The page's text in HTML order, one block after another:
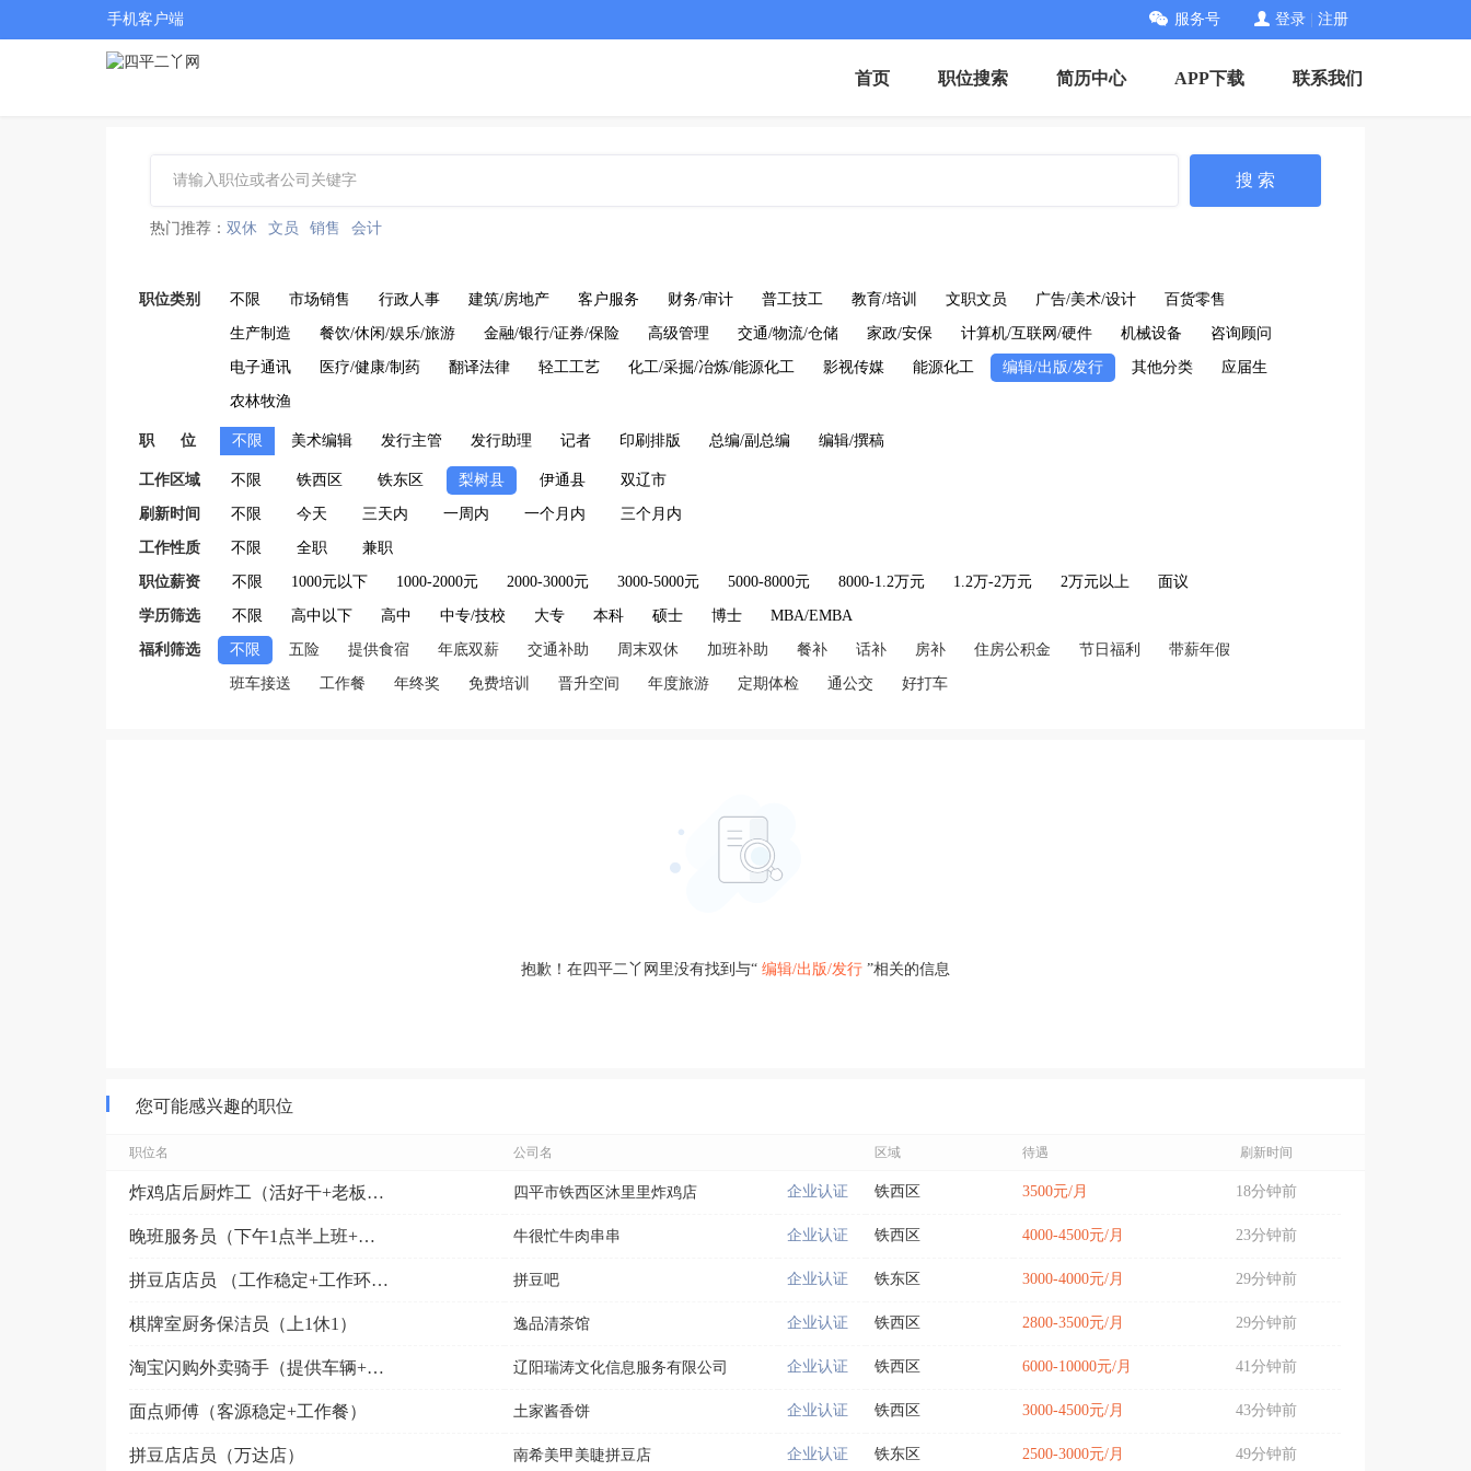
手机客户端 服务号 登录 注册
首页 职位搜索 简历中心 APP下载 联系我们
搜 索
热门推荐： 双休 文员 销售 会计
职位类别 不限 市场销售 行政人事 建筑/房地产 客户服务 财务/审计 普工技工 教育/培训 文职文员 广告/美术/设计 百货零售
生产制造 餐饮/休闲/娱乐/旅游 金融/银行/证券/保险 高级管理 交通/物流/仓储 家政/安保 计算机/互联网/硬件 机械设备 咨询顾问
电子通讯 医疗/健康/制药 翻译法律 轻工工艺 化工/采掘/冶炼/能源化工 影视传媒 能源化工 编辑/出版/发行 其他分类 应届生
农林牧渔
职 位 不限 美术编辑 发行主管 发行助理 记者 印刷排版 总编/副总编 编辑/撰稿
工作区域 不限 铁西区 铁东区 梨树县 伊通县 双辽市
刷新时间 不限 今天 三天内 一周内 一个月内 三个月内
工作性质 不限 全职 兼职
职位薪资 不限 1000元以下 1000-2000元 2000-3000元 3000-5000元 5000-8000元 8000-1.2万元 1.2万-2万元 2万元以上 面议
学历筛选 不限 高中以下 高中 中专/技校 大专 本科 硕士 博士 MBA/EMBA
福利筛选 不限 五险 提供食宿 年底双薪 交通补助 周末双休 加班补助 餐补 话补 房补 住房公积金 节日福利 带薪年假
班车接送 工作餐 年终奖 免费培训 晋升空间 年度旅游 定期体检 通公交 好打车
抱歉！在四平二丫网里没有找到与“ 编辑/出版/发行 ”相关的信息
您可能感兴趣的职位
职位名 公司名 区域 待遇 刷新时间
炸鸡店后厨炸工（活好干+老板好） 四平市铁西区沐里里炸鸡店 企业认证 铁西区 3500元/月 18分钟前
晚班服务员（下午1点半上班+供食宿） 牛很忙牛肉串串 企业认证 铁西区 4000-4500元/月 23分钟前
拼豆店店员 （工作稳定+工作环境好） 拼豆吧 企业认证 铁东区 3000-4000元/月 29分钟前
棋牌室厨务保洁员（上1休1） 逸品清茶馆 企业认证 铁西区 2800-3500元/月 29分钟前
淘宝闪购外卖骑手（提供车辆+新人奖+高单量） 辽阳瑞涛文化信息服务有限公司 企业认证 铁西区 6000-10000元/月 41分钟前
面点师傅（客源稳定+工作餐） 土家酱香饼 企业认证 铁西区 3000-4500元/月 43分钟前
拼豆店店员（万达店） 南希美甲美睫拼豆店 企业认证 铁东区 2500-3000元/月 49分钟前